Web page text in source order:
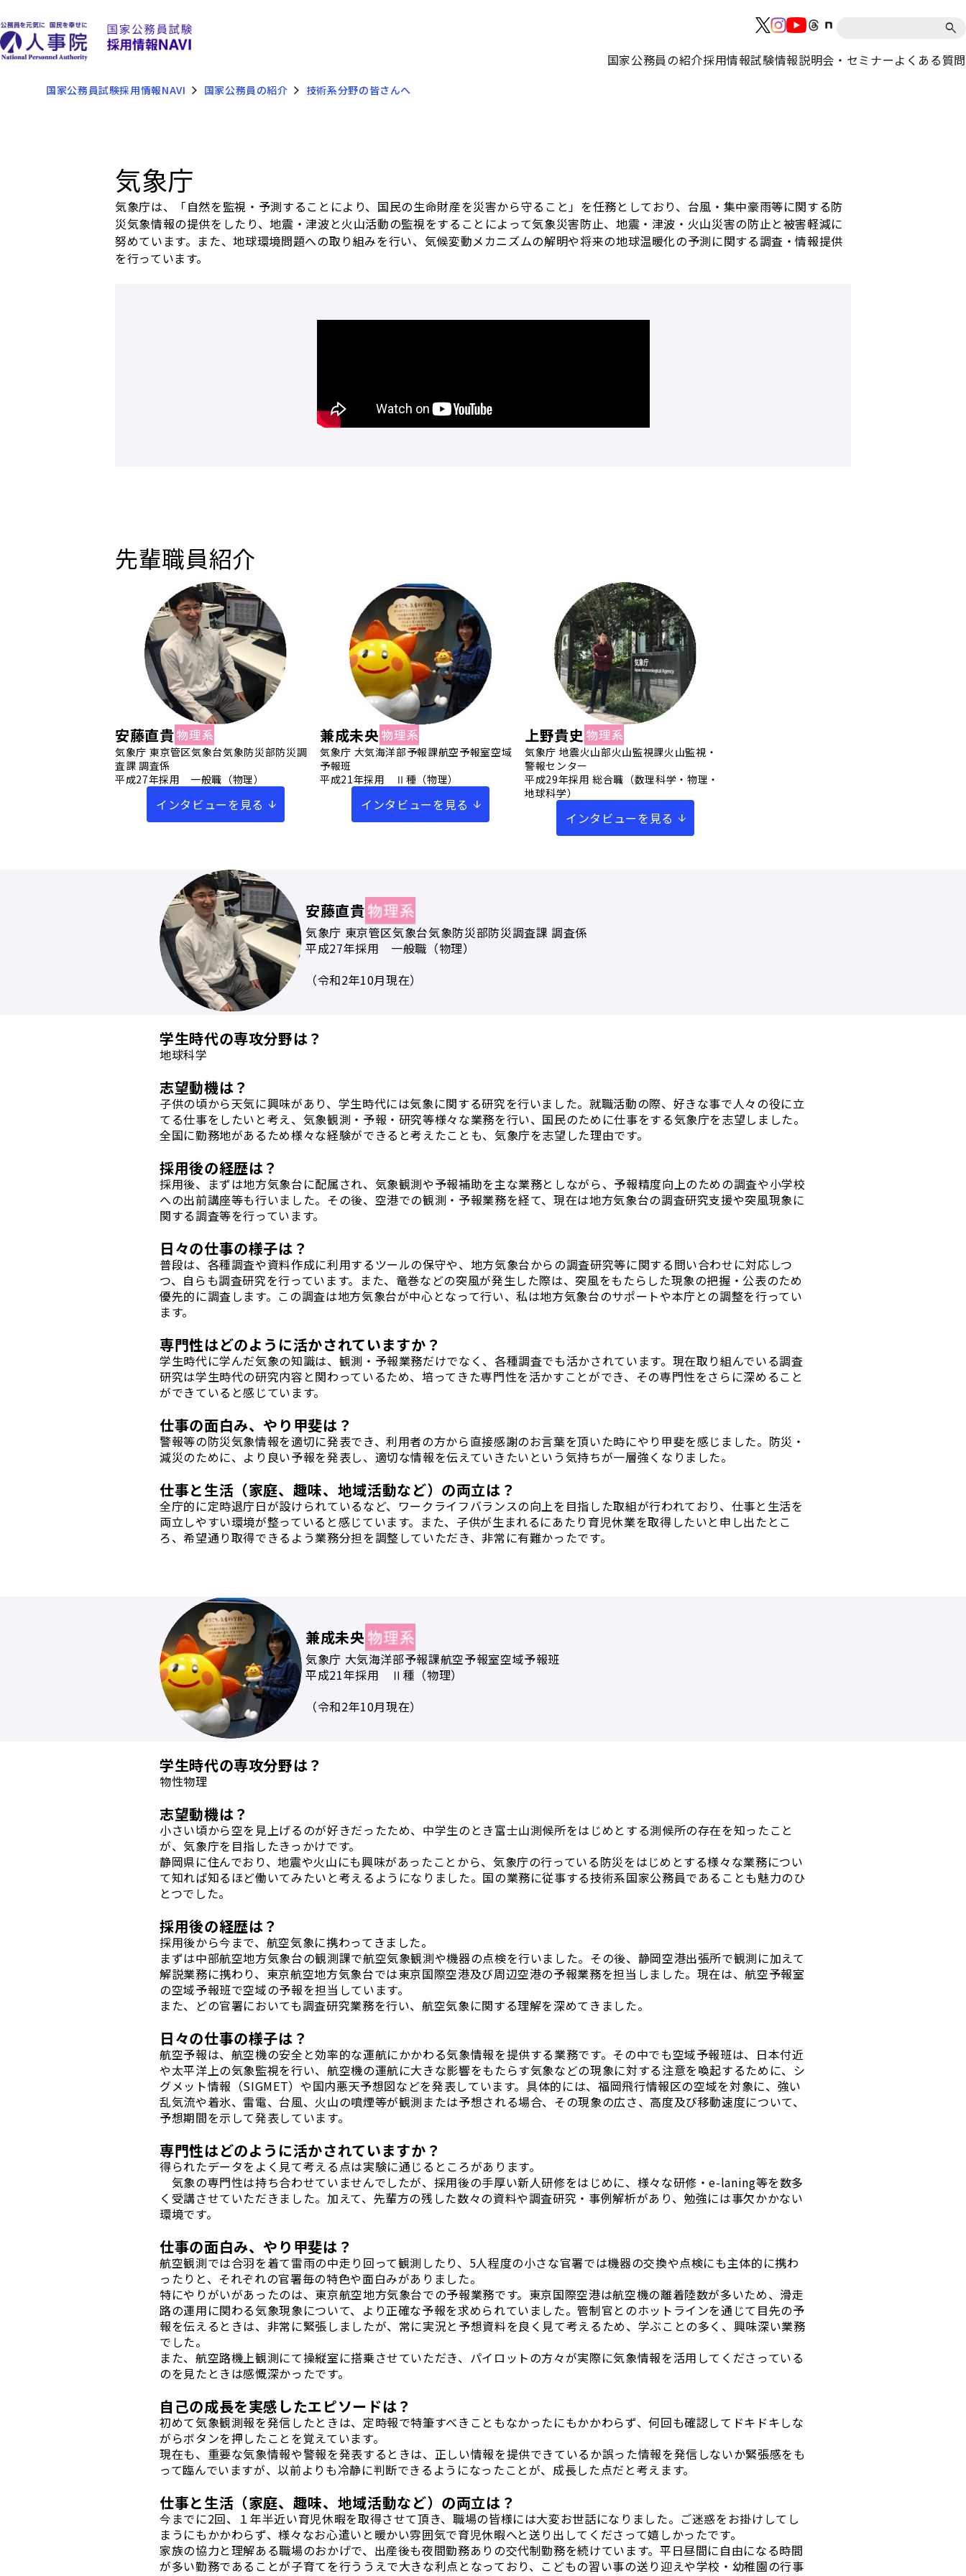
国家公務員の紹介採用情報試験情報説明会・セミナーよくある質問
国家公務員試験採用情報NAVI 国家公務員の紹介 技術系分野の皆さんへ
気象庁
気象庁は、「自然を監視・予測することにより、国民の生命財産を災害から守ること」を任務としており、台風・集中豪雨等に関する防
災気象情報の提供をしたり、地震・津波と火山活動の監視をすることによって気象災害防止、地震・津波・火山災害の防止と被害軽減に
努めています。また、地球環境問題への取り組みを行い、気候変動メカニズムの解明や将来の地球温暖化の予測に関する調査・情報提供
を行っています。
先輩職員紹介
安藤直貴
気象庁 東京管区気象台気象防災部防災調
査課 調査係
平成27年採用 一般職（物理）
インタビューを見る
兼成未央
気象庁 大気海洋部予報課航空予報室空域
予報班
平成21年採用 Ⅱ種（物理）
インタビューを見る
上野貴史
気象庁 地震火山部火山監視課火山監視・
警報センター
平成29年採用 総合職（数理科学・物理・
地球科学）
インタビューを見る
安藤直貴
気象庁 東京管区気象台気象防災部防災調査課 調査係
平成27年採用 一般職（物理）
（令和2年10月現在）
学生時代の専攻分野は？
地球科学
志望動機は？
子供の頃から天気に興味があり、学生時代には気象に関する研究を行いました。就職活動の際、好きな事で人々の役に立
てる仕事をしたいと考え、気象観測・予報・研究等様々な業務を行い、国民のために仕事をする気象庁を志望しました。
全国に勤務地があるため様々な経験ができると考えたことも、気象庁を志望した理由です。
採用後の経歴は？
採用後、まずは地方気象台に配属され、気象観測や予報補助を主な業務としながら、予報精度向上のための調査や小学校
への出前講座等も行いました。その後、空港での観測・予報業務を経て、現在は地方気象台の調査研究支援や突風現象に
関する調査等を行っています。
日々の仕事の様子は？
普段は、各種調査や資料作成に利用するツールの保守や、地方気象台からの調査研究等に関する問い合わせに対応しつ
つ、自らも調査研究を行っています。また、竜巻などの突風が発生した際は、突風をもたらした現象の把握・公表のため
優先的に調査します。この調査は地方気象台が中心となって行い、私は地方気象台のサポートや本庁との調整を行ってい
ます。
専門性はどのように活かされていますか？
学生時代に学んだ気象の知識は、観測・予報業務だけでなく、各種調査でも活かされています。現在取り組んでいる調査
研究は学生時代の研究内容と関わっているため、培ってきた専門性を活かすことができ、その専門性をさらに深めること
ができていると感じています。
仕事の面白み、やり甲斐は？
警報等の防災気象情報を適切に発表でき、利用者の方から直接感謝のお言葉を頂いた時にやり甲斐を感じました。防災・
減災のために、より良い予報を発表し、適切な情報を伝えていきたいという気持ちが一層強くなりました。
仕事と生活（家庭、趣味、地域活動など）の両立は？
全庁的に定時退庁日が設けられているなど、ワークライフバランスの向上を目指した取組が行われており、仕事と生活を
両立しやすい環境が整っていると感じています。また、子供が生まれるにあたり育児休業を取得したいと申し出たとこ
ろ、希望通り取得できるよう業務分担を調整していただき、非常に有難かったです。
兼成未央
気象庁 大気海洋部予報課航空予報室空域予報班
平成21年採用 Ⅱ種（物理）
（令和2年10月現在）
学生時代の専攻分野は？
物性物理
志望動機は？
小さい頃から空を見上げるのが好きだったため、中学生のとき富士山測候所をはじめとする測候所の存在を知ったこと
が、気象庁を目指したきっかけです。
静岡県に住んでおり、地震や火山にも興味があったことから、気象庁の行っている防災をはじめとする様々な業務につい
て知れば知るほど働いてみたいと考えるようになりました。国の業務に従事する技術系国家公務員であることも魅力のひ
とつでした。
採用後の経歴は？
採用後から今まで、航空気象に携わってきました。
まずは中部航空地方気象台の観測課で航空気象観測や機器の点検を行いました。その後、静岡空港出張所で観測に加えて
解説業務に携わり、東京航空地方気象台では東京国際空港及び周辺空港の予報業務を担当しました。現在は、航空予報室
の空域予報班で空域の予報を担当しています。
また、どの官署においても調査研究業務を行い、航空気象に関する理解を深めてきました。
日々の仕事の様子は？
航空予報は、航空機の安全と効率的な運航にかかわる気象情報を提供する業務です。その中でも空域予報班は、日本付近
や太平洋上の気象監視を行い、航空機の運航に大きな影響をもたらす気象などの現象に対する注意を喚起するために、シ
グメット情報（SIGMET）や国内悪天予想図などを発表しています。具体的には、福岡飛行情報区の空域を対象に、強い
乱気流や着氷、雷電、台風、火山の噴煙等が観測または予想される場合、その現象の広さ、高度及び移動速度について、
予想期間を示して発表しています。
専門性はどのように活かされていますか？
得られたデータをよく見て考える点は実験に通じるところがあります。
気象の専門性は持ち合わせていませんでしたが、採用後の手厚い新人研修をはじめに、様々な研修・e-laning等を数多
く受講させていただきました。加えて、先輩方の残した数々の資料や調査研究・事例解析があり、勉強には事欠かかない
環境です。
仕事の面白み、やり甲斐は？
航空観測では合羽を着て雷雨の中走り回って観測したり、5人程度の小さな官署では機器の交換や点検にも主体的に携わ
ったりと、それぞれの官署毎の特色や面白みがありました。
特にやりがいがあったのは、東京航空地方気象台での予報業務です。東京国際空港は航空機の離着陸数が多いため、滑走
路の運用に関わる気象現象について、より正確な予報を求められていました。管制官とのホットラインを通じて目先の予
報を伝えるときは、非常に緊張しましたが、常に実況と予想資料を良く見て考えるため、学ぶことの多く、興味深い業務
でした。
また、航空路機上観測にて操縦室に搭乗させていただき、パイロットの方々が実際に気象情報を活用してくださっている
のを見たときは感慨深かったです。
自己の成長を実感したエピソードは？
初めて気象観測報を発信したときは、定時報で特筆すべきこともなかったにもかかわらず、何回も確認してドキドキしな
がらボタンを押したことを覚えています。
現在も、重要な気象情報や警報を発表するときは、正しい情報を提供できているか誤った情報を発信しないか緊張感をも
って臨んでいますが、以前よりも冷静に判断できるようになったことが、成長した点だと考えます。
仕事と生活（家庭、趣味、地域活動など）の両立は？
今までに2回、１年半近い育児休暇を取得させて頂き、職場の皆様には大変お世話になりました。ご迷惑をお掛けしてし
まうにもかかわらず、様々なお心遣いと暖かい雰囲気で育児休暇へと送り出してくださって嬉しかったです。
家族の協力と理解ある職場のおかげで、出産後も夜間勤務ありの交代制勤務を続けています。平日昼間に自由になる時間
が多い勤務であることが子育てを行ううえで大きな利点となっており、こどもの習い事の送り迎えや学校・幼稚園の行事